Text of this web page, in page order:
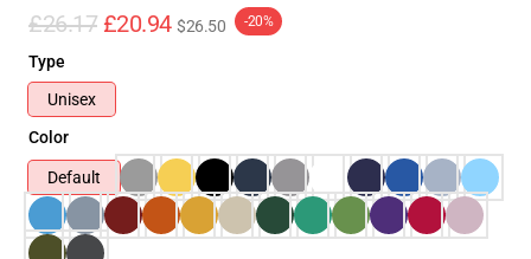
£26.17 £20.94 $26.50 -20%
Type
Unisex
Color
Default